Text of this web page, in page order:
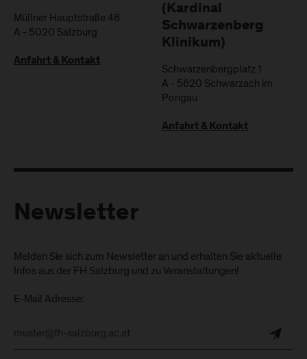
Müllner Hauptstraße 48
A - 5020 Salzburg
Anfahrt & Kontakt
(Kardinal
Schwarzenberg
Klinikum)
Schwarzenbergplatz 1
A - 5620 Schwarzach im
Pongau
Anfahrt & Kontakt
Newsletter
Melden Sie sich zum Newsletter an und erhalten Sie aktuelle
Infos aus der FH Salzburg und zu Veranstaltungen!
E-Mail Adresse: